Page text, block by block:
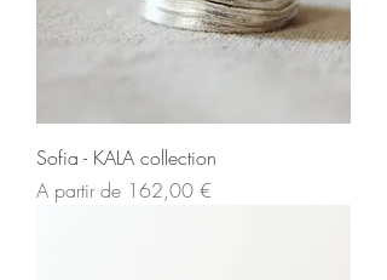
Sofia - KALA collection
A partir de 162,00 €
Preço promocional